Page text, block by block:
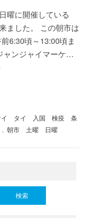
曜に開催している
ました。 この朝市は
6:30頃～13:00頃ま
ャンジャイマーケ…
イ タイ 入国 検疫 条
, 朝市 土曜 日曜